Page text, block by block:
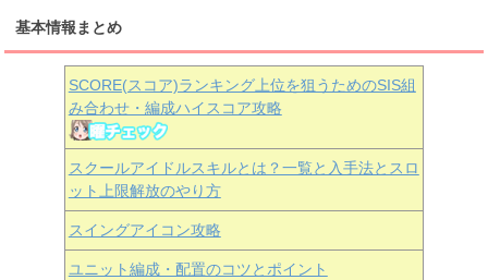
基本情報まとめ
SCORE(スコア)ランキング上位を狙うためのSIS組
み合わせ・編成ハイスコア攻略
スクールアイドルスキルとは？一覧と入手法とスロ
ット上限解放のやり方
スイングアイコン攻略
ユニット編成・配置のコツとポイント